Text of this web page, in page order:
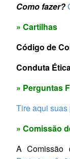
Como fazer?
» Cartilhas
Código de
Conduta
» Perguntas
Tire aqui
» Comissão
A Comissão